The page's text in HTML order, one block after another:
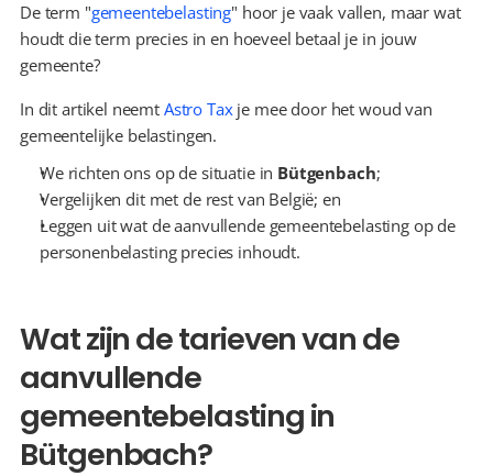
De term "gemeentebelasting" hoor je vaak vallen, maar wat
houdt die term precies in en hoeveel betaal je in jouw
gemeente?
In dit artikel neemt Astro Tax je mee door het woud van
gemeentelijke belastingen.
We richten ons op de situatie in Bütgenbach;
Vergelijken dit met de rest van België; en
Leggen uit wat de aanvullende gemeentebelasting op de
personenbelasting precies inhoudt.
Wat zijn de tarieven van de
aanvullende
gemeentebelasting in
Bütgenbach?